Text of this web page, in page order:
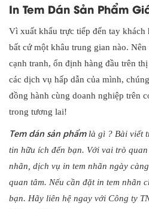
In Tem Dán Sản Phẩm
Vì xuất khẩu trực tiếp đến tay khách
bất cứ một khâu trung gian nào.
cạnh tranh, ổn định hàng đầu trên
các dịch vụ hấp dẫn của mình,
đồng hành cùng doanh nghiệp trên
trong tương lai!
Tem dán sản phẩmlà gì ? Bài viết
tin hữu ích đến bạn. Với vai trò
nhãn, dịch vụ in tem nhãn ngày
quan tâm. Nếu cần đặt in tem nhãn
bạn. Hãy liên hệ ngay với Công ty